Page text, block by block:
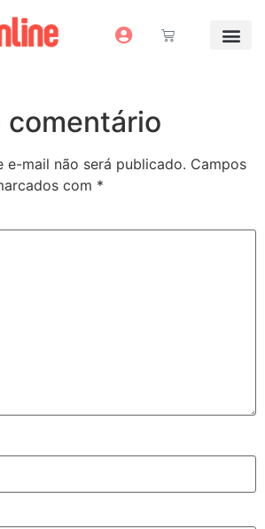
comentário
e-mail não será publicado. Campos
com *